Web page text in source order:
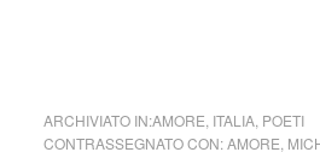
ARCHIVIATO IN:AMORE ITALIA, POETI
CONTRASSEGNATO CON:AMORE